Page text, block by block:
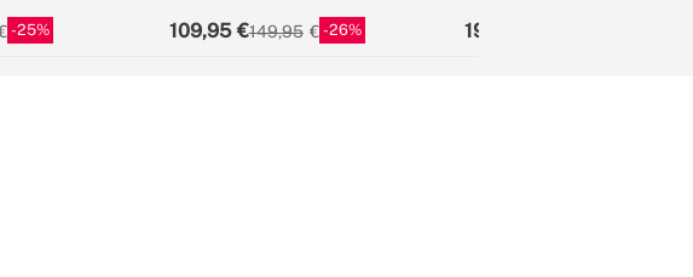
25 109,95 149,95 26 19,95